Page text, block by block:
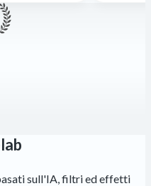
sull'IA, filtri ed effetti